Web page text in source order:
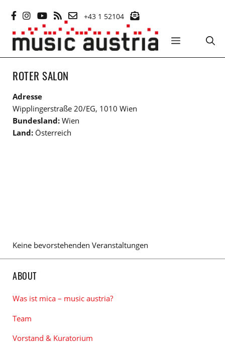
Inhalt
springen
+43 1 52104
MENÜ
ROTER SALON
Adresse
Wipplingerstraße 20/EG, 1010 Wien
Bundesland: Wien
Land: Österreich
Keine bevorstehenden Veranstaltungen
ABOUT
Was ist mica – music austria?
Team
Vorstand & Kuratorium